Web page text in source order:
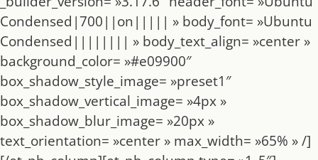
Condensed|700||on||||| » body_font= »Ubuntu
Condensed|||||||| » body_text_align= »center »
background_color= »#e09900″
box_shadow_style_image= »preset1″
box_shadow_vertical_image= »4px »
box_shadow_blur_image= »20px »
text_orientation= »center » max_width= »65% » /]